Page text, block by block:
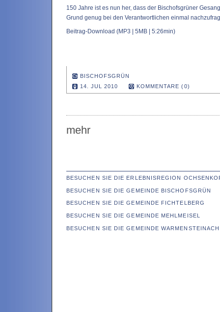
150 Jahre ist es nun her, dass der Bischofsgrüner
Grund genug bei den Verantwortlichen einmal
Beitrag-Download (MP3 | 5MB | 5:26min)
BISCHOFSGRÜN
14. JUL 2010
KOMMENTARE (0)
mehr
BESUCHEN SIE DIE ERLEBNISREGION
BESUCHEN SIE DIE GEMEINDE BISCHOFSGRÜN
BESUCHEN SIE DIE GEMEINDE FICHTELBERG
BESUCHEN SIE DIE GEMEINDE MEHLMEISEL
BESUCHEN SIE DIE GEMEINDE WARMENSTEINACH